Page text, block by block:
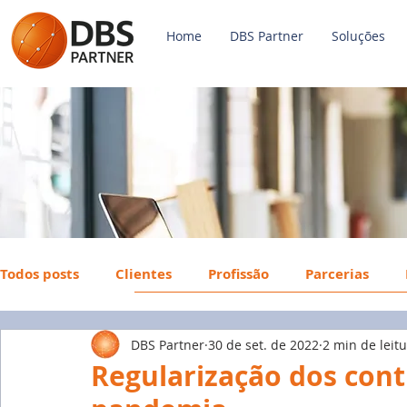
Home DBS Partner Soluções
Todos posts Clientes Profissão Parcerias
FGTS Mercado de Trabalho
Regularização dos
DBS Partner 30 de set. de 2022 2 min de